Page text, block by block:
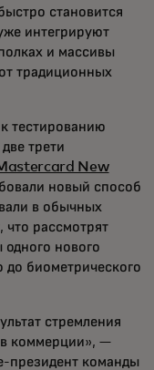
становится
интегрируют
и массивы
традиционных
тестированию
трети
New
новый способ
в обычных
что рассмотрят
нового
до биометрического
стремления
в коммерции», —
президент команды